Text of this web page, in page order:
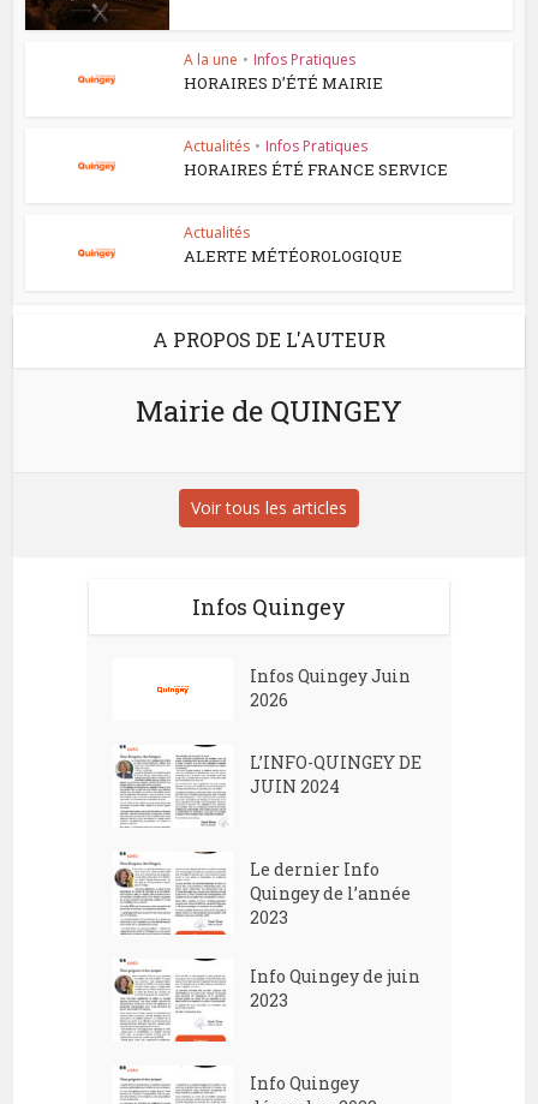
A la une • Infos Pratiques
HORAIRES D’ÉTÉ MAIRIE
Actualités • Infos Pratiques
HORAIRES ÉTÉ FRANCE SERVICE
Actualités
ALERTE MÉTÉOROLOGIQUE
A PROPOS DE L'AUTEUR
Mairie de QUINGEY
Voir tous les articles
Infos Quingey
Infos Quingey Juin
2026
L’INFO-QUINGEY DE
JUIN 2024
Le dernier Info
Quingey de l’année
2023
Info Quingey de juin
2023
Info Quingey